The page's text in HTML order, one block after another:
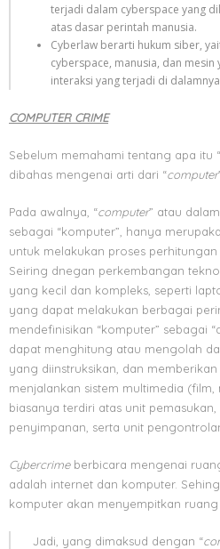
terjadi dalam cyberspace yang
atas dasar perintah manusia.
Cyberlaw berarti hukum siber,
cyberspace, manusia, dan
interaksi yang terjadi di
COMPUTER CRIME
Sebelum memahami tentang apa itu “
dibahas mengenai arti dari “computer
Pada awalnya, “computer” atau
sebagai “komputer”, hanya
untuk melakukan proses
Seiring dnegan perkembangan
yang kecil dan kompleks, seperti
yang dapat melakukan berbagai
mendefinisikan “komputer” sebagai
dapat menghitung atau mengolah
yang diinstruksikan, dan
menjalankan sistem multimedia (film,
biasanya terdiri atas unit
penyimpanan, serta unit
Cybercrimeberbicara mengenai
adalah internet dan komputer.
komputer akan menyempitkan
Jadi, yang dimaksud dengan “